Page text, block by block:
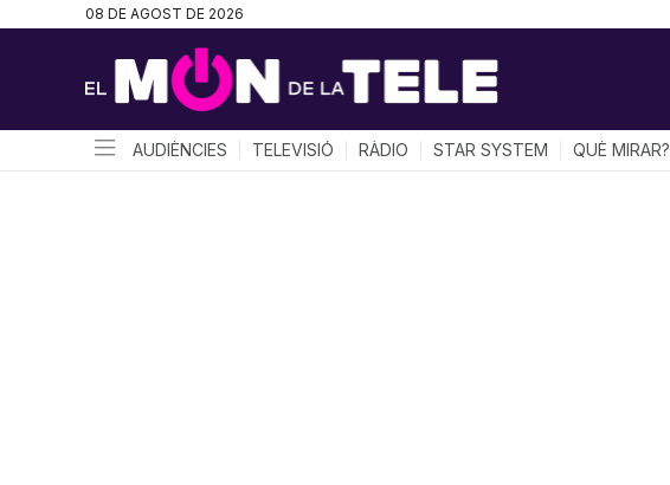
08 DE AGOST DE 2026
AUDIÈNCIES TELEVISIÓ RÀDIO STAR SYSTEM QUÈ MIRAR?